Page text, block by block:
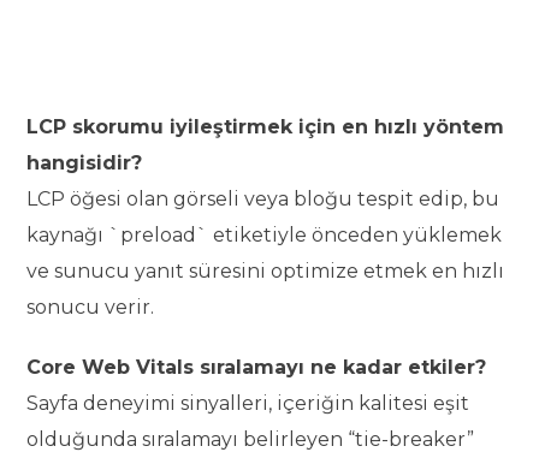
LCP skorumu iyileştirmek için en hızlı yöntem
hangisidir?
LCP öğesi olan görseli veya bloğu tespit edip, bu
kaynağı `preload` etiketiyle önceden yüklemek
ve sunucu yanıt süresini optimize etmek en hızlı
sonucu verir.
Core Web Vitals sıralamayı ne kadar etkiler?
Sayfa deneyimi sinyalleri, içeriğin kalitesi eşit
olduğunda sıralamayı belirleyen “tie-breaker”